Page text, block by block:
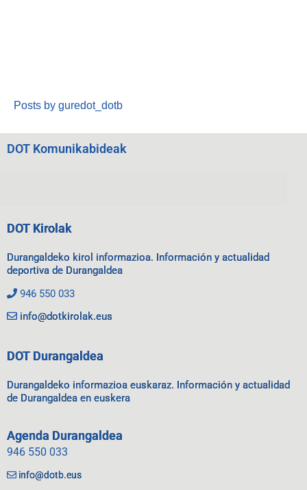
Posts by guredot_dotb
DOT Komunikabideak
DOT Kirolak
Durangaldeko kirol informazioa. Información y actualidad
deportiva de Durangaldea
946 550 033
info@dotkirolak.eus
DOT Durangaldea
Durangaldeko informazioa euskaraz. Información y actualidad
de Durangaldea en euskera
Agenda Durangaldea
946 550 033
info@dotb.eus